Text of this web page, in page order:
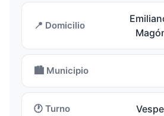
📍 Domicilio
🏙️ Municipio
🕐 Turno